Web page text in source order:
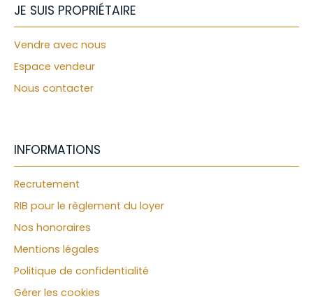
JE SUIS PROPRIÉTAIRE
Vendre avec nous
Espace vendeur
Nous contacter
INFORMATIONS
Recrutement
RIB pour le règlement du loyer
Nos honoraires
Mentions légales
Politique de confidentialité
Gérer les cookies